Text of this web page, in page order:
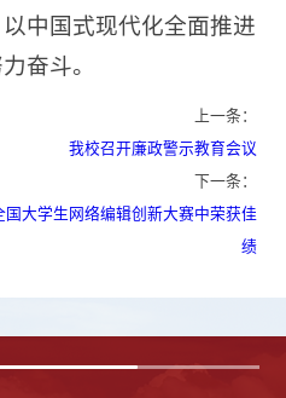
中国式现代化全面推进
奋斗。
上一条：
我校召开廉政警示教育会议
下一条：
大学生网络编辑创新大赛中荣获佳
绩